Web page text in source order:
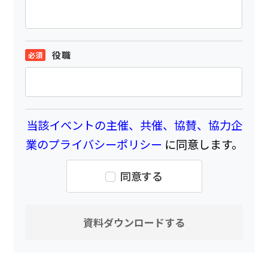
役職
当該イベントの主催、共催、協賛、協力企
業のプライバシーポリシー に同意します。
同意する